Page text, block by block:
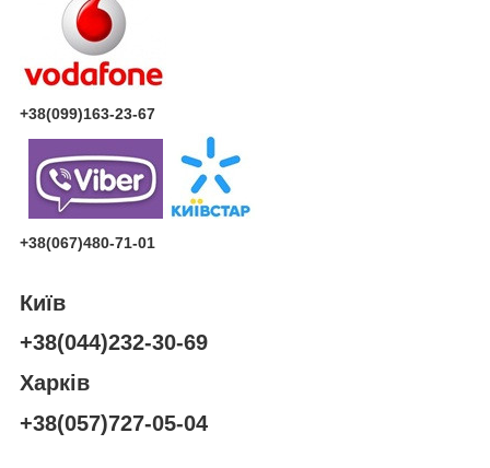
+38(099)163-23-67
+38(067)480-71-01
Київ
+38(044)232-30-69
Харків
+38(057)727-05-04